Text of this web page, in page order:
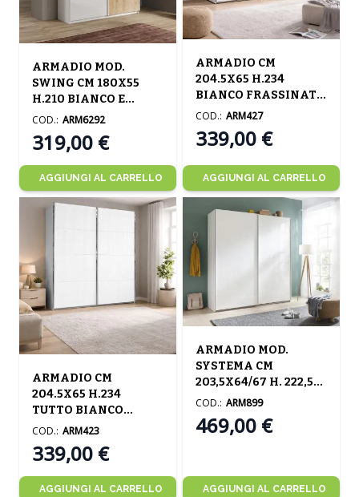
ARMADIO MOD.
SWING CM 180X55
H.210 BIANCO E
CADIZ
319,00 €
COD.: ARM6292
AGGIUNGI AL CARRELLO
ARMADIO CM
204.5X65 H.234
BIANCO FRASSINATO
E BIANCO LUCIDO
339,00 €
COD.: ARM427
AGGIUNGI AL CARRELLO
ARMADIO CM
204.5X65 H.234
TUTTO BIANCO
FRASSINATO
339,00 €
COD.: ARM423
AGGIUNGI AL CARRELLO
ARMADIO MOD.
SYSTEMA CM
203,5X64/67 H. 222,5
BIANCO LUCIDO
469,00 €
COD.: ARM899
AGGIUNGI AL CARRELLO